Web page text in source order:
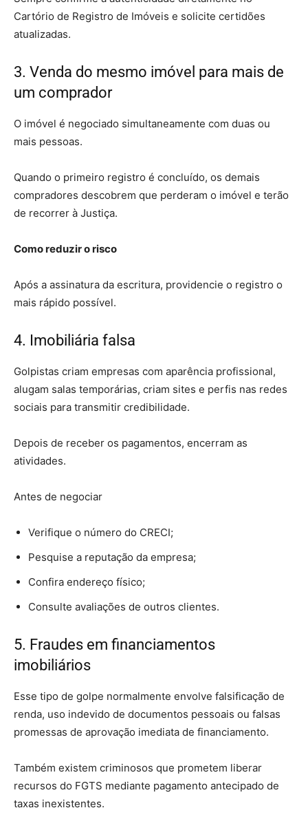
Cartório de Registro de Imóveis e solicite certidões
atualizadas.
3. Venda do mesmo imóvel para mais de
um comprador
O imóvel é negociado simultaneamente com duas ou
mais pessoas.
Quando o primeiro registro é concluído, os demais
compradores descobrem que perderam o imóvel e terão
de recorrer à Justiça.
Como reduzir o risco
Após a assinatura da escritura, providencie o registro o
mais rápido possível.
4. Imobiliária falsa
Golpistas criam empresas com aparência profissional,
alugam salas temporárias, criam sites e perfis nas redes
sociais para transmitir credibilidade.
Depois de receber os pagamentos, encerram as
atividades.
Antes de negociar
Verifique o número do CRECI;
Pesquise a reputação da empresa;
Confira endereço físico;
Consulte avaliações de outros clientes.
5. Fraudes em financiamentos
imobiliários
Esse tipo de golpe normalmente envolve falsificação de
renda, uso indevido de documentos pessoais ou falsas
promessas de aprovação imediata de financiamento.
Também existem criminosos que prometem liberar
recursos do FGTS mediante pagamento antecipado de
taxas inexistentes.